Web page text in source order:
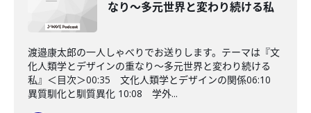
なり〜多元世界と変わり続ける私
渡邉康太郎の一人しゃべりでお送りします。テーマは『文
化人類学とデザインの重なり～多元世界と変わり続ける
私』＜目次＞00:35 文化人類学とデザインの関係06:10
異質馴化と馴質異化 10:08 学外...